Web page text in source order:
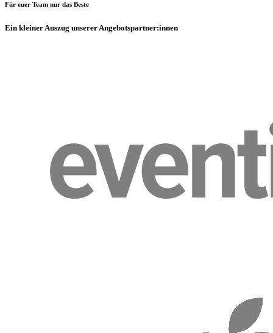
Für euer Team nur das Beste
Ein kleiner Auszug unserer Angebotspartner:innen